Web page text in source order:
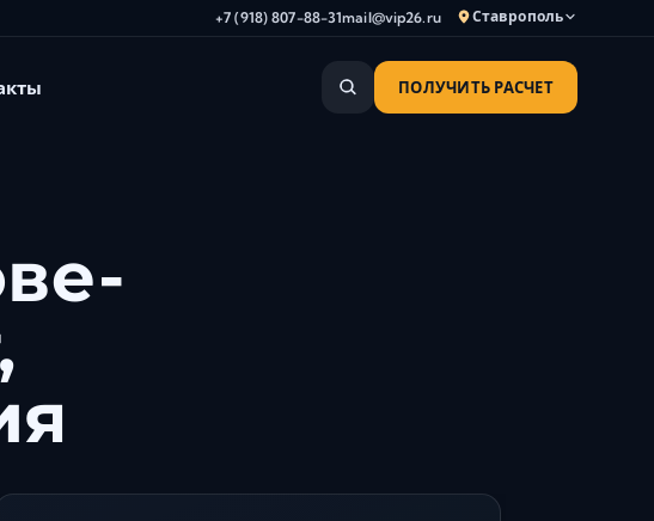
+7 (918) 807-88-31mail@vip26.ru Ставрополь
ПОЛУЧИТЬ РАСЧЕТ